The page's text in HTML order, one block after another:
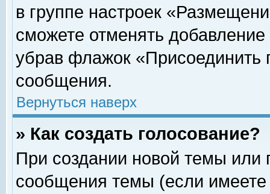
в группе настроек
сможете отменять
убрав флажок «Присоединить
сообщения.
Вернуться наверх
» Как создать голосование?
При создании новой темы или
сообщения темы (если